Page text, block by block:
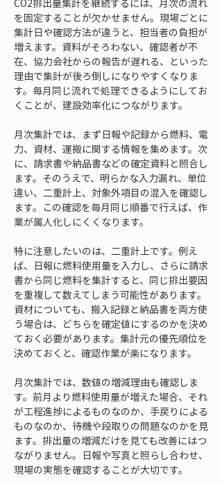
CO2排出量集計を継続するには、月次の流れ
を固定することが欠かせません。現場ごとに
集計日や確認方法が違うと、担当者の負担が
増えます。資料がそろわない、確認者が不
在、協力会社からの報告が遅れる、といった
理由で集計が後ろ倒しになりやすくなりま
す。毎月同じ流れで処理できるようにしてお
くことが、建設効率化につながります。
月次集計では、まず日報や記録から燃料、電
力、資材、運搬に関する情報を集めます。次
に、請求書や納品書などの確定資料と照合し
ます。そのうえで、明らかな入力漏れ、単位
違い、二重計上、対象外項目の混入を確認し
ます。この確認を毎月同じ順番で行えば、作
業が属人化しにくくなります。
特に注意したいのは、二重計上です。例え
ば、日報に燃料使用量を入力し、さらに請求
書から同じ燃料を集計すると、同じ排出要因
を重複して数えてしまう可能性があります。
資材についても、搬入記録と納品書を両方使
う場合は、どちらを確定値にするのかを決め
ておく必要があります。集計元の優先順位を
決めておくと、確認作業が楽になります。
月次集計では、数値の増減理由も確認しま
す。前月より燃料使用量が増えた場合、それ
が工程進捗によるものなのか、手戻りによる
ものなのか、待機や段取りの問題なのかを見
ます。排出量の増減だけを見ても改善にはつ
ながりません。日報や写真と照らし合わせ、
現場の実態を確認することが大切です。